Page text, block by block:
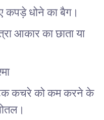
धोने का बैग।
आकार का छाता या
कचरे को कम करने के